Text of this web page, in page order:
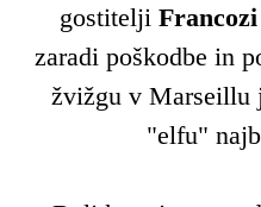
gostitelji Francozi
zaradi poškodbe in
žvižgu v Marseillu
"elfu"